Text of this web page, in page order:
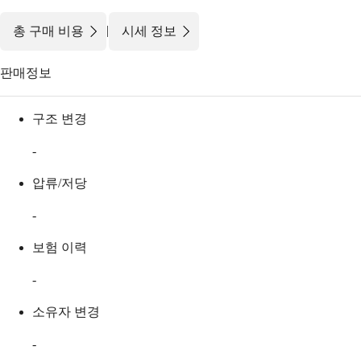
총 구매 비용 | 시세 정보
판매정보
구조 변경
-
압류/저당
-
보험 이력
-
소유자 변경
-